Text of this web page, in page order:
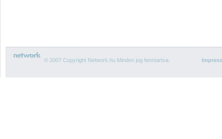
© 2007 Copyright Network.hu Minden jog fenntartva.